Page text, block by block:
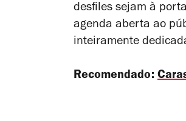
desfiles sejam à
agenda aberta ao
inteiramente
Recomendado: